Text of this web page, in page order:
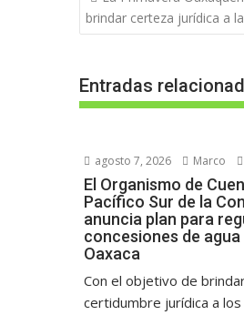
de
entradas
brindar certeza jurídica a
Entradas
agosto 7, 2026 Marco
El Organismo de
Pacífico Sur de la
anuncia plan para
concesiones de agua
Oaxaca
Con el objetivo de
certidumbre jurídica a los